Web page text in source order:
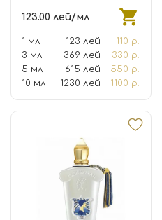
123.00 лей/мл
1 мл 123 лей
110 р.
3 мл
369 лей
330 р.
5 мл
615 лей
550 р.
10 мл
1230 лей 1100 р.